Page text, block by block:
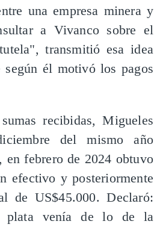
una empresa minera y
a Vivanco sobre el
transmitió esa idea
él motivó los pagos
recibidas, Migueles
del mismo año
en febrero de 2024 obtuvo
efectivo y posteriormente
de US$45.000. Declaró:
plata venía de lo de la